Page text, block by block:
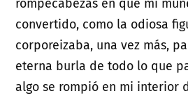
rompecabezas en que mi
convertido, como la odiosa
corporeizaba, una vez más,
eterna burla de todo lo que
algo se rompió en mi interior